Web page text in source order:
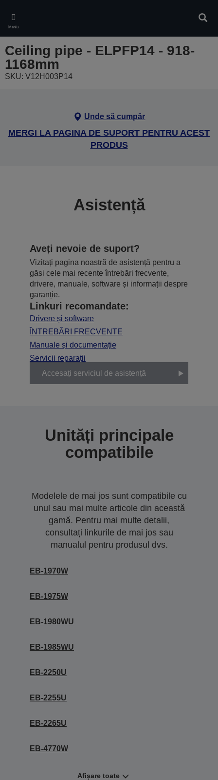
main
content
Meniu
Ceiling pipe - ELPFP14 - 918-
1168mm
SKU: V12H003P14
Unde să cumpăr
MERGI LA PAGINA DE SUPORT PENTRU ACEST
PRODUS
Asistență
Aveți nevoie de suport?
Vizitați pagina noastră de asistență pentru a
găsi cele mai recente întrebări frecvente,
drivere, manuale, software și informații despre
garanție.
Linkuri recomandate:
Drivere și software
ÎNTREBĂRI FRECVENTE
Manuale și documentație
Servicii reparații
Accesați serviciul de asistență
Unități principale
compatibile
Modelele de mai jos sunt compatibile cu
unul sau mai multe articole din această
gamă. Pentru mai multe detalii,
consultați linkurile de mai jos sau
manualul pentru produsul dvs.
EB-1970W
EB-1975W
EB-1980WU
EB-1985WU
EB-2250U
EB-2255U
EB-2265U
EB-4770W
Afișare toate